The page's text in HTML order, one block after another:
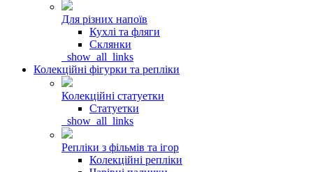
Для різних напоїв
Кухлі та фляги
Склянки
_show_all_links
Колекційні фігурки та репліки
Колекційні статуетки
Статуетки
_show_all_links
Репліки з фільмів та ігор
Колекційні репліки